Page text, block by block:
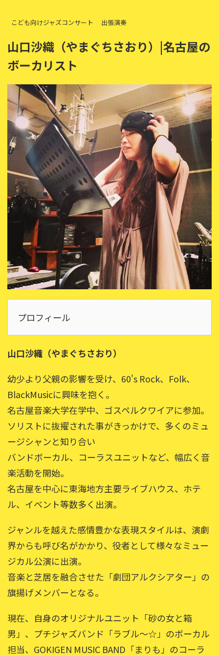
こども向けジャズコンサート 出張演奏
山口沙織（やまぐちさおり）|名古屋の
ボーカリスト
プロフィール
山口沙織（やまぐちさおり）
幼少より父親の影響を受け、60's Rock、Folk、
BlackMusicに興味を抱く。
名古屋音楽大学在学中、ゴスペルクワイアに参加。
ソリストに抜擢された事がきっかけで、多くのミュ
ージシャンと知り合い
バンドボーカル、コーラスユニットなど、幅広く音
楽活動を開始。
名古屋を中心に東海地方主要ライブハウス、ホテ
ル、イベント等数多く出演。
ジャンルを越えた感情豊かな表現スタイルは、演劇
界からも呼び名がかかり、役者として様々なミュー
ジカル公演に出演。
音楽と芝居を融合させた「劇団アルクシアター」の
旗揚げメンバーとなる。
現在、自身のオリジナルユニット「砂の女と箱
男」、プチジャズバンド「ラブル～☆」のボーカル
担当、GOKIGEN MUSIC BAND「まりも」のコーラ